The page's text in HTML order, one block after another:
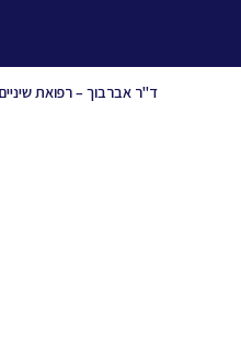
ד"ר אברבוך – רפואת שיניים © 2025 כל הזכויות שמורות